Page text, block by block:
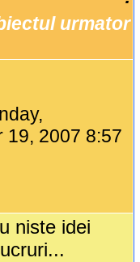
urmator
19, 2007 8:57
niste idei